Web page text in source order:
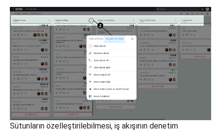
Sütunların özelleştirilebilmesi, iş akışının denetim